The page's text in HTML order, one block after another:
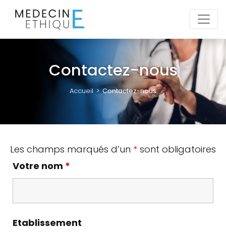
Skip
Contactez-nous
Accueil > Contactez-nous
Les champs marqués d’un * sont obligatoires
Votre nom *
Etablissement
Formations
Formateurs
À
Contactez-
E-